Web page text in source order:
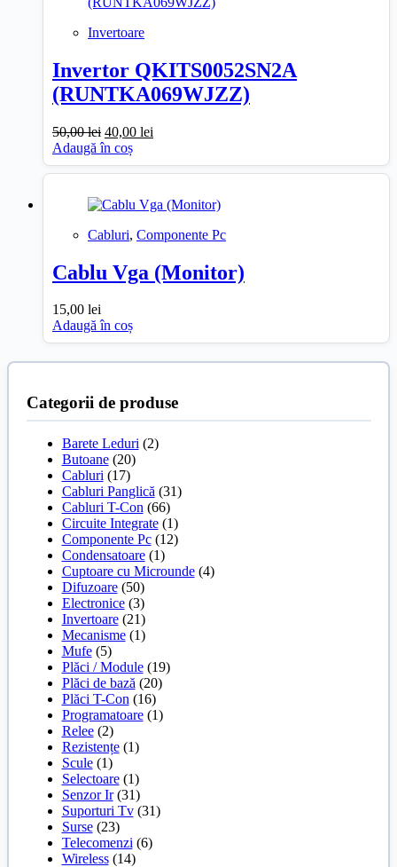
Invertoare
Invertor QKITS0052SN2A
(RUNTKA069WJZZ)
50,00lei Prețul
inițial
a
fost:
40,00 lei
este:
40,00 lei.
Adaugă în coș
Cabluri, Componente Pc
Cablu Vga (Monitor)
15,00 lei
Adaugă în coș
Categorii de produse
Barete Leduri (2)
Butoane (20)
Cabluri (17)
Cabluri Panglică (31)
Cabluri T-Con (66)
Circuite Integrate (1)
Componente Pc (12)
Condensatoare (1)
Cuptoare cu Microunde (4)
Difuzoare (50)
Electronice (3)
Invertoare (21)
Mecanisme (1)
Mufe (5)
Plăci / Module (19)
Plăci de bază (20)
Plăci T-Con (16)
Programatoare (1)
Relee (2)
Rezistențe (1)
Scule (1)
Selectoare (1)
Senzor Ir (31)
Suporturi Tv (31)
Surse (23)
Telecomenzi (6)
Wireless (14)